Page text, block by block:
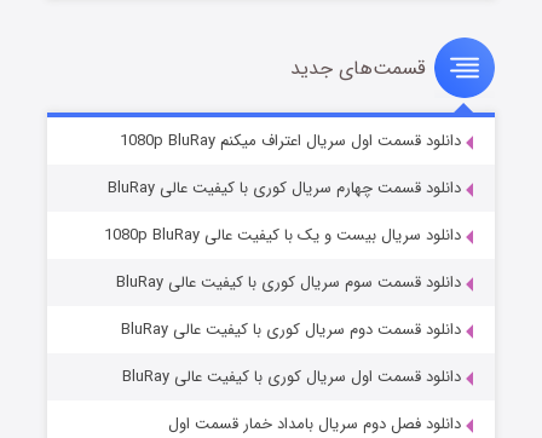
سریال زشت
قسمت۲ (زیرنویس) منتشر شد
مردگان متحرک: شهر مرده ۳
قسمت۲ (زیرنویس) منتشر شد
قسمت‌های جدید
دانلود قسمت اول سریال اعتراف میکنم 1080p BluRay
دانلود قسمت چهارم سریال کوری با کیفیت عالی BluRay
دانلود سریال بیست و یک با کیفیت عالی 1080p BluRay
دانلود قسمت سوم سریال کوری با کیفیت عالی BluRay
دانلود قسمت دوم سریال کوری با کیفیت عالی BluRay
دانلود قسمت اول سریال کوری با کیفیت عالی BluRay
دانلود فصل دوم سریال بامداد خمار قسمت اول